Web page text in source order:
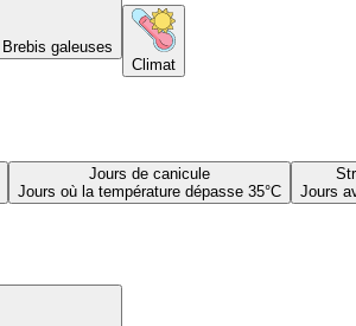
Brebis galeuses
Climat
Jours de canicule
Jours où la température dépasse 35°C
Jours